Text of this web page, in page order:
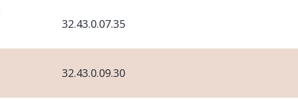
32.43.0.07.35
32.43.0.09.30